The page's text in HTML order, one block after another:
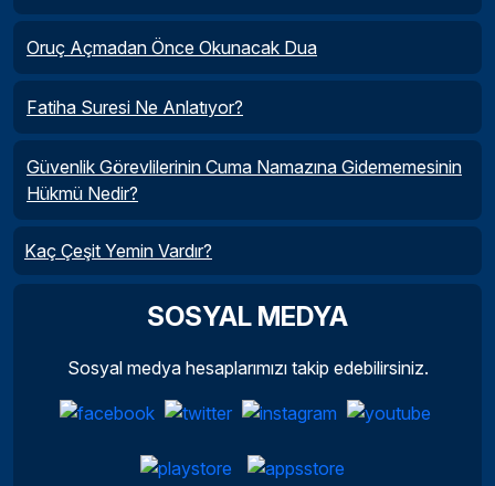
Oruç Açmadan Önce Okunacak Dua
Fatiha Suresi Ne Anlatıyor?
Güvenlik Görevlilerinin Cuma Namazına Gidememesinin
Hükmü Nedir?
Kaç Çeşit Yemin Vardır?
SOSYAL MEDYA
Sosyal medya hesaplarımızı takip edebilirsiniz.